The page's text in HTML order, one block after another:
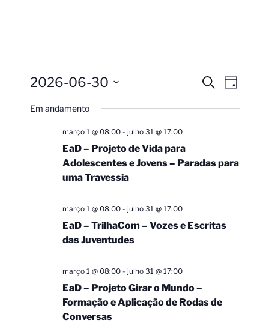
Pesquisa
de
Procurar
eventos
visual
Dia
2026-06-30
a
Em andamento
março 1 @ 08:00- julho 31 @ 17:00
EaD – Projeto de Vida para
Adolescentes e Jovens – Paradas para
uma Travessia
março 1 @ 08:00- julho 31 @ 17:00
EaD – TrilhaCom – Vozes e Escritas
das Juventudes
março 1 @ 08:00- julho 31 @ 17:00
EaD – Projeto Girar o Mundo –
Formação e Aplicação de Rodas de
Conversas